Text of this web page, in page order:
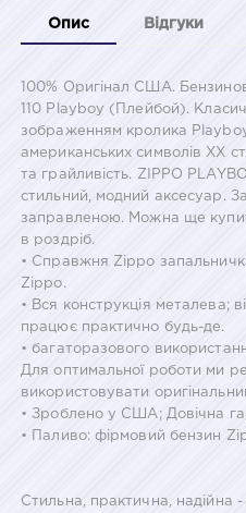
Опис Відгуки
100% Оригінал США.
110 Playboy (Плейбой).
зображенням кролика
американських символів ХХ
та грайливість. ZIPPO
стильний, модний аксесуар.
заправленою. Можна ще
в роздріб.
• Справжня Zippo
Zippo.
• Вся конструкція металева;
працює практично будь-де.
• багаторазового
Для оптимальної роботи ми
використовувати
• Зроблено у США; Довічна
• Паливо: фірмовий бензин
Стильна, практична, надійна